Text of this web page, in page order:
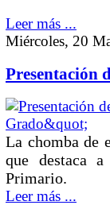
Leer más ...
Miércoles, 20
Presentación
La chomba de
que destaca
Primario.
Leer más ...